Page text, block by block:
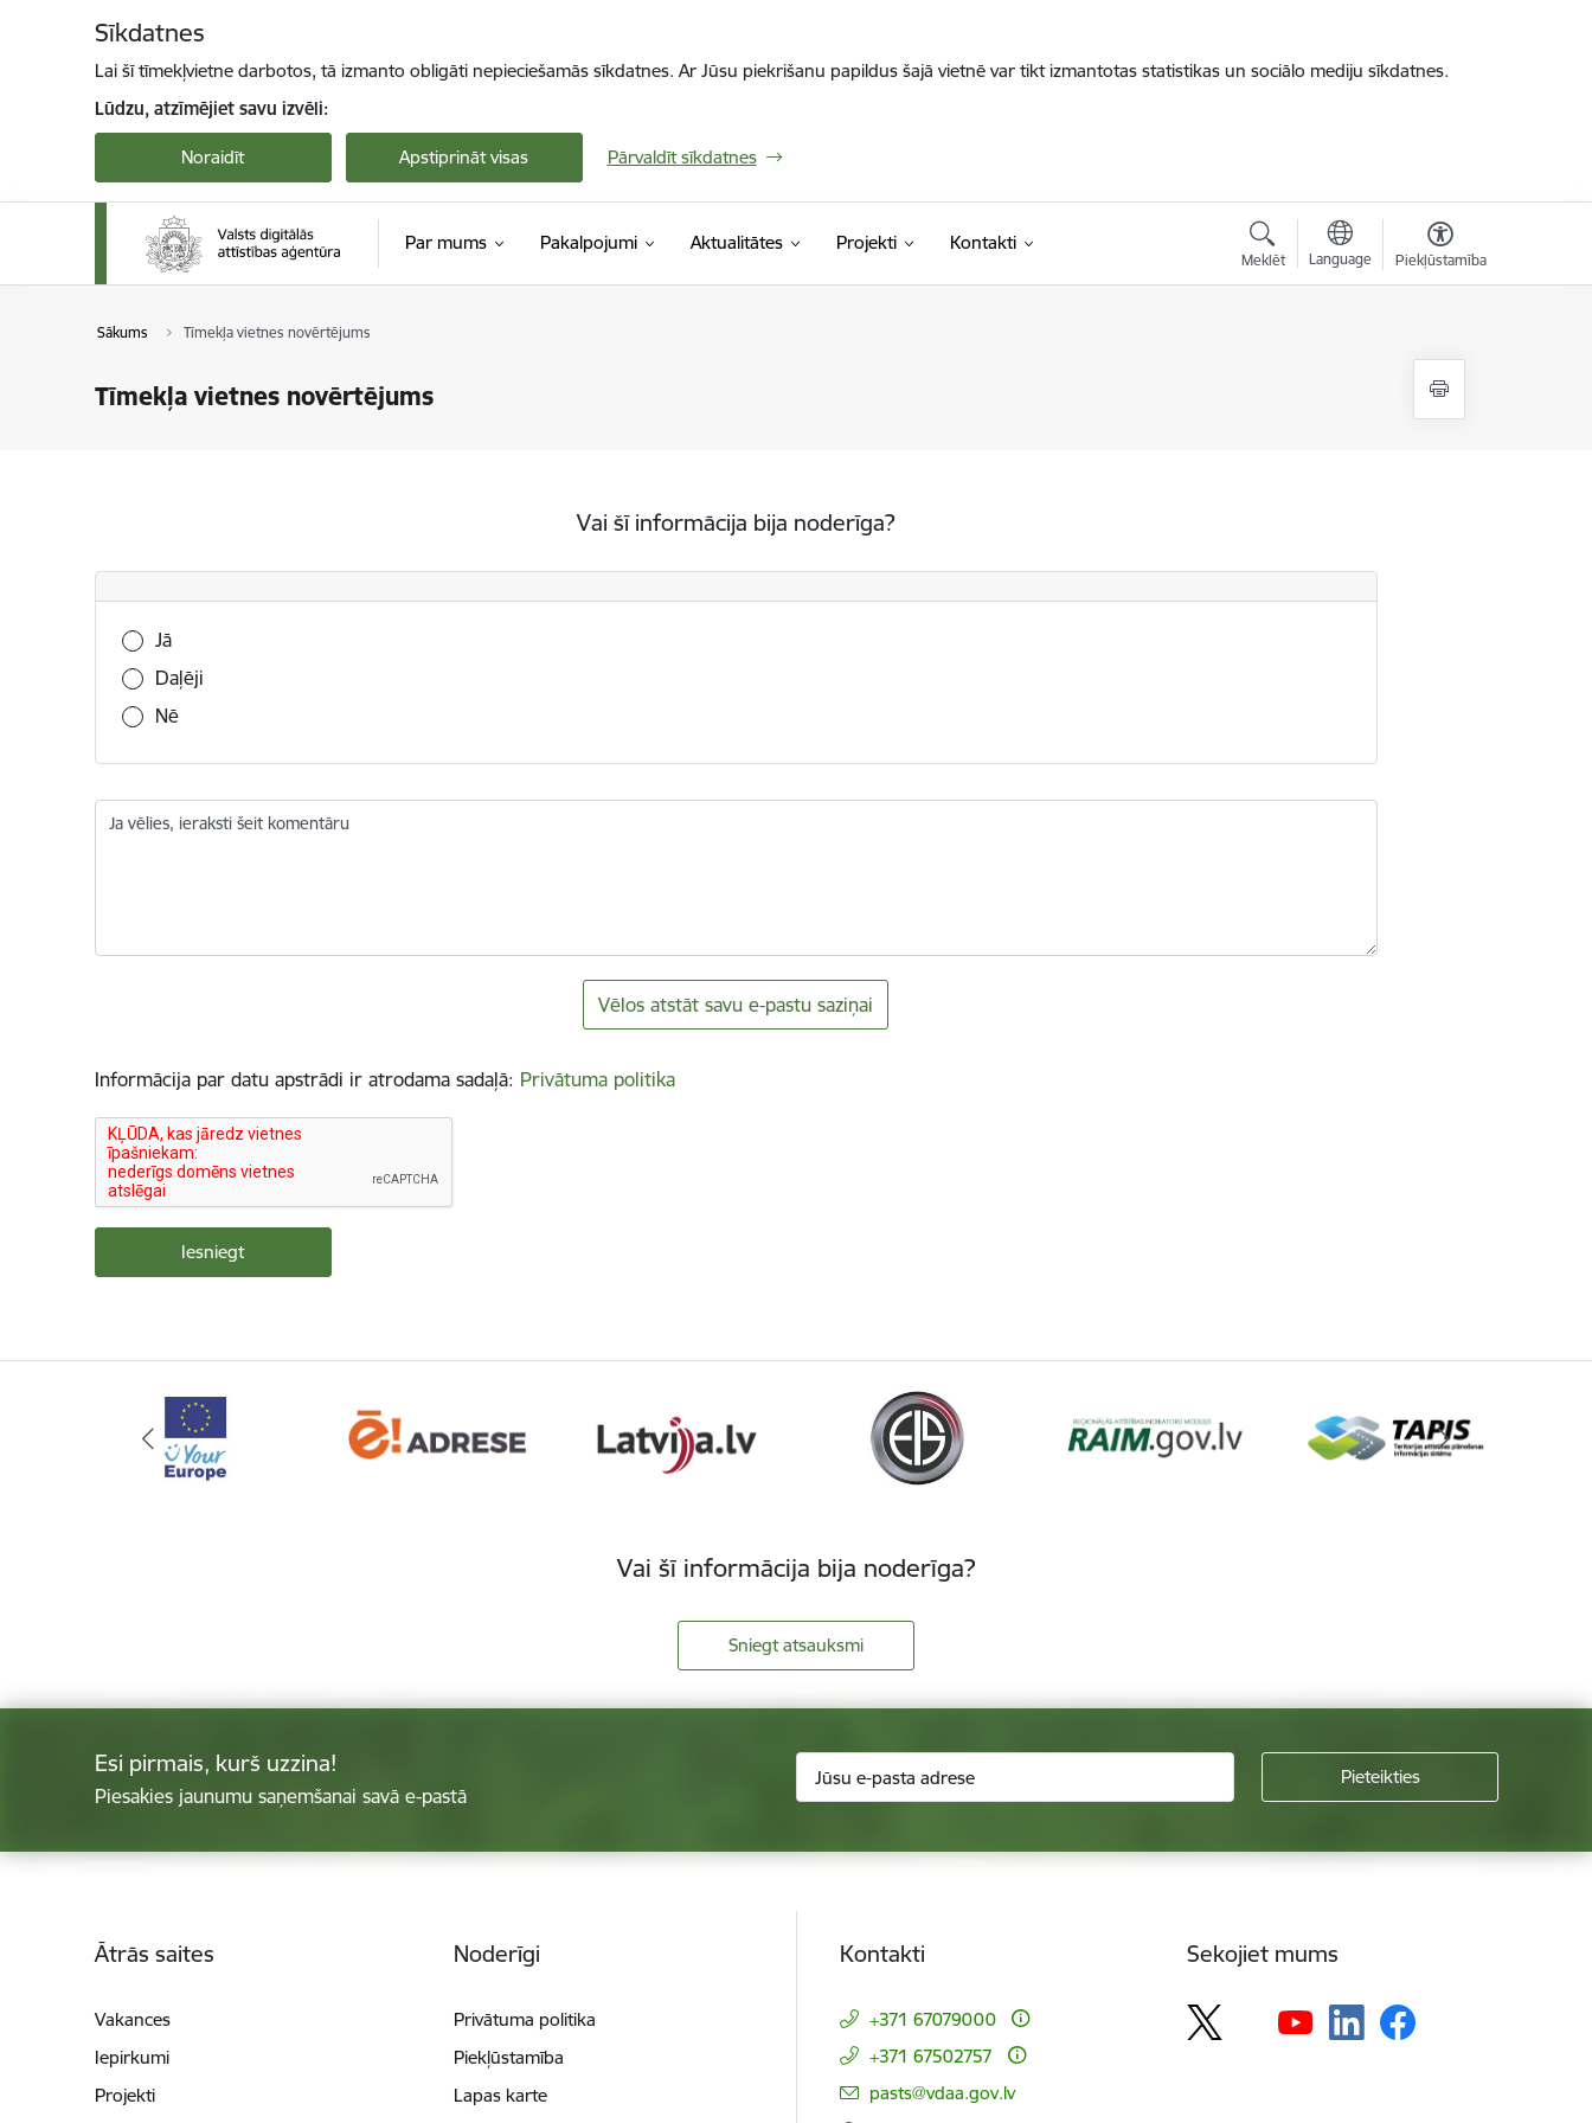
Sīkdatnes
Lai šī tīmekļvietne darbotos, tā izmanto obligāti nepieciešamās sīkdatnes. Ar Jūsu piekrišanu papildus šajā vietnē var tikt izmantotas statistikas un sociālo mediju sīkdatnes.
Lūdzu, atzīmējiet savu izvēli:
Noraidīt Apstiprināt visas Pārvaldīt sīkdatnes
Par mums Pakalpojumi Aktualitātes Projekti Kontakti
Meklēt Language Piekļūstamība
Sākums Tīmekļa vietnes novērtējums
Tīmekļa vietnes novērtējums
Vai šī informācija bija noderīga?
Vai šī informācija bija noderīga?
Jā
Daļēji
Nē
Ja vēlies, ieraksti šeit komentāru
Vēlos atstāt savu e-pastu saziņai
Informācija par datu apstrādi ir atrodama sadaļā: Privātuma politika
Vai šī informācija bija noderīga?
Sniegt atsauksmi
Esi pirmais, kurš uzzina!
Piesakies jaunumu saņemšanai savā e-pastā
Ātrās saites
Vakances
Iepirkumi
Projekti
Noderīgi
Privātuma politika
Piekļūstamība
Lapas karte
Kontakti
+371 67079000
+371 67502757
E-pasts:
pasts@vdaa.gov.lv
Sekojiet mums